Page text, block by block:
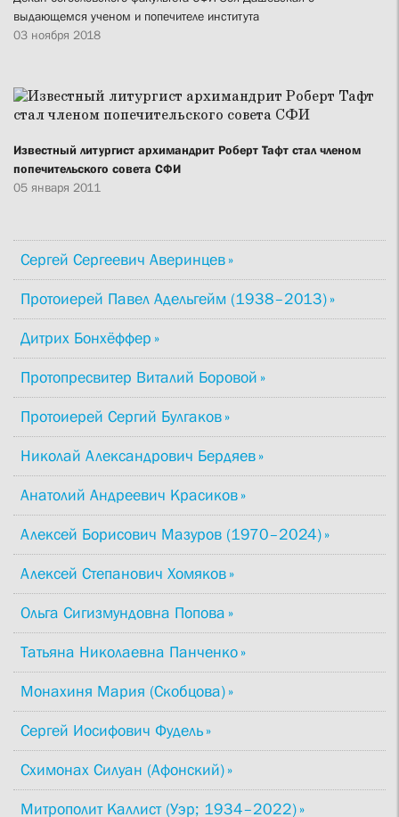
выдающемся ученом и попечителе института
03 ноября 2018
Известный литургист архимандрит Роберт Тафт стал членом
попечительского совета СФИ
05 января 2011
Сергей Сергеевич Аверинцев
Протоиерей Павел Адельгейм (1938–2013)
Дитрих Бонхёффер
Протопресвитер Виталий Боровой
Протоиерей Сергий Булгаков
Николай Александрович Бердяев
Анатолий Андреевич Красиков
Алексей Борисович Мазуров (1970–2024)
Алексей Степанович Хомяков
Ольга Сигизмундовна Попова
Татьяна Николаевна Панченко
Монахиня Мария (Скобцова)
Сергей Иосифович Фудель
Схимонах Силуан (Афонский)
Митрополит Каллист (Уэр; 1934–2022)